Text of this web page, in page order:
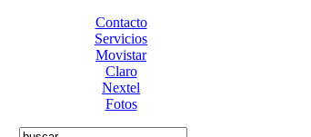
Contacto
Servicios
Movistar
Claro
Nextel
Fotos